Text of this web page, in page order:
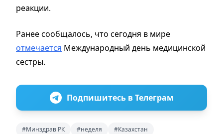
реакции.
Ранее сообщалось, что сегодня в мире
отмечается Международный день медицинской
сестры.
Подпишитесь в Телеграм
#Минздрав РК #неделя #Казахстан